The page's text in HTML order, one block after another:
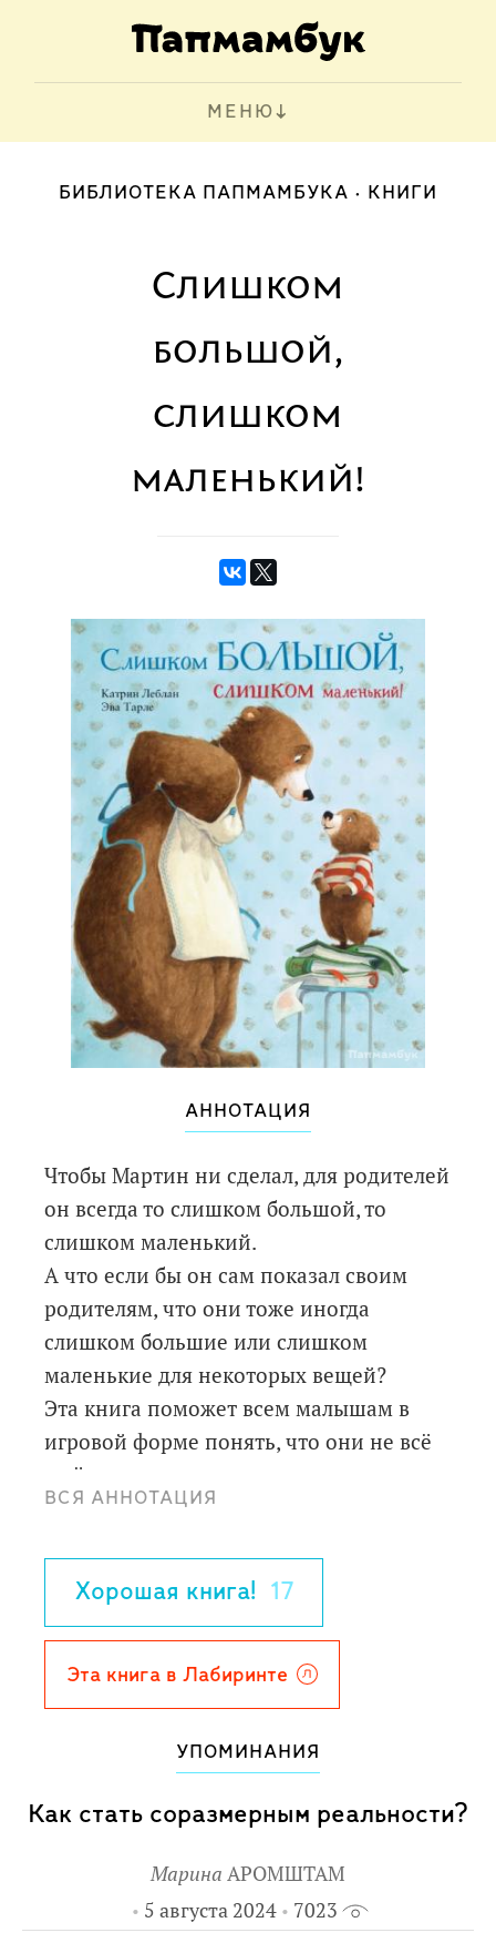
МЕНЮ
БИБЛИОТЕКА ПАПМАМБУКА КНИГИ
Слишком
большой,
слишком
маленький!
АННОТАЦИЯ
Чтобы Мартин ни сделал, для родителей
он всегда то слишком большой, то
слишком маленький.
А что если бы он сам показал своим
родителям, что они тоже иногда
слишком большие или слишком
маленькие для некоторых вещей?
Эта книга поможет всем малышам в
игровой форме понять, что они не всё
ещё могут делать сами…
Для дошкольного возраста.
ВСЯ АННОТАЦИЯ
Хорошая книга! 17
Эта книга в Лабиринте
УПОМИНАНИЯ
Как стать соразмерным реальности?
Марина АРОМШТАМ
5 августа 2024
7023